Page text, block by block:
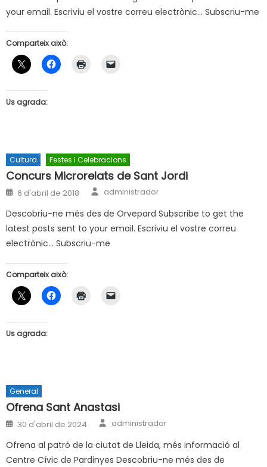
your email. Escriviu el vostre correu electrònic… Subscriu-me
Comparteix això:
Us agrada:
Cultura Festes I Celebracions
Concurs Microrelats de Sant Jordi
Posted
on
6 d'abril de 2018 Author
administrador
Descobriu-ne més des de Orvepard Subscribe to get the
latest posts sent to your email. Escriviu el vostre correu
electrònic… Subscriu-me
Comparteix això:
Us agrada:
General
Ofrena Sant Anastasi
Posted
on
30 d'abril de 2024 Author
administrador
Ofrena al patró de la ciutat de Lleida, més informació al
Centre Cívic de Pardinyes Descobriu-ne més des de